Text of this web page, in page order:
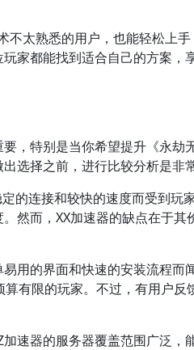
太熟悉的用户，也能轻松上
家都能找到适合自己的方案，
，特别是当你希望提升《永劫
选择之前，进行比较分析是非常
的连接和较快的速度而受到玩
然而，XX加速器的缺点在于其
用的界面和快速的安装流程而
有限的玩家。不过，有用户反
速器的服务器覆盖范围广泛，